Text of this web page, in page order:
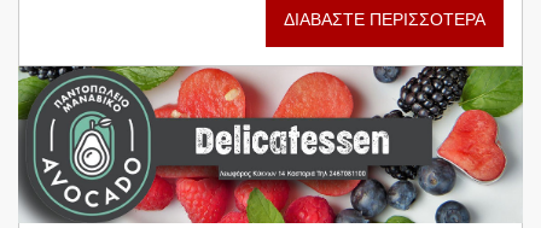
ΔΙΑΒΑΣΤΕ ΠΕΡΙΣΣΟΤΕΡΑ